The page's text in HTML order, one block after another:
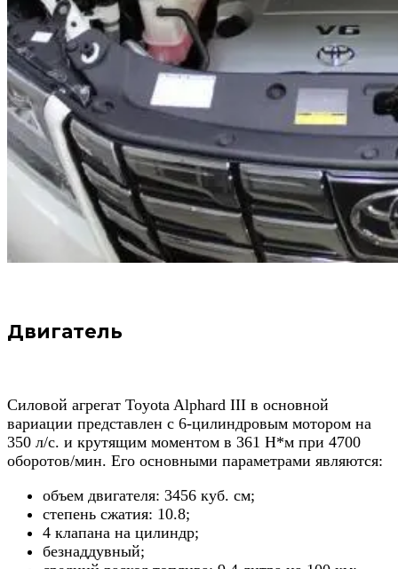
Двигатель
Силовой агрегат Toyota Alphard III в основной
вариации представлен с 6-цилиндровым мотором на
350 л/с. и крутящим моментом в 361 Н*м при 4700
оборотов/мин. Его основными параметрами являются:
объем двигателя: 3456 куб. см;
степень сжатия: 10.8;
4 клапана на цилиндр;
безнаддувный;